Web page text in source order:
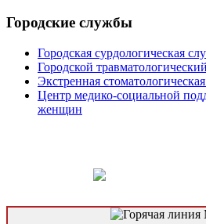
Городские службы
Городская сурдологическая
Городской
Экстренная
Центр медико-социальной
женщин